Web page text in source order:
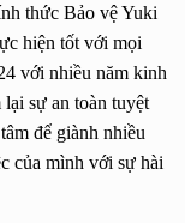
thức Bảo vệ Yuki
hiện tốt với mọi
với nhiều năm kinh
sự an toàn tuyệt
để giành nhiều
của mình với sự hài